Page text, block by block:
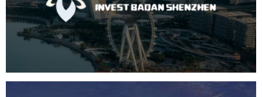
机构组织 国企 品牌官网 网站建设 网站设计